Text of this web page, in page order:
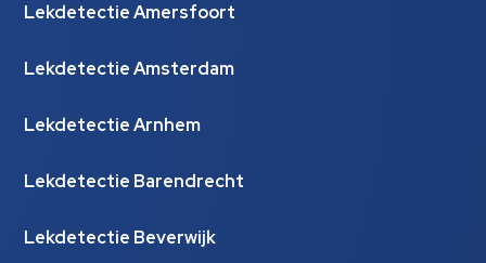
Lekdetectie Amersfoort
Lekdetectie Amsterdam
Lekdetectie Arnhem
Lekdetectie Barendrecht
Lekdetectie Beverwijk